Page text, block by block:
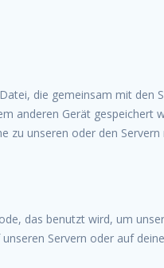
die gemeinsam mit den
anderen Gerät gespeichert
zu unseren oder den
das benutzt wird, um
Servern oder auf